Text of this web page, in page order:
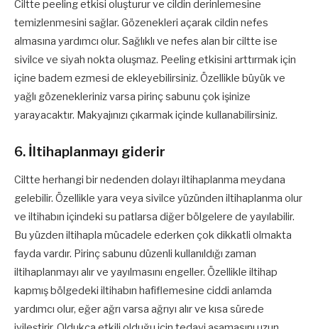
Ciltte peeling etkisi oluşturur ve cildin derinlemesine
temizlenmesini sağlar. Gözenekleri açarak cildin nefes
almasına yardımcı olur. Sağlıklı ve nefes alan bir ciltte ise
sivilce ve siyah nokta oluşmaz. Peeling etkisini arttırmak için
içine badem ezmesi de ekleyebilirsiniz. Özellikle büyük ve
yağlı gözenekleriniz varsa pirinç sabunu çok işinize
yarayacaktır. Makyajınızı çıkarmak içinde kullanabilirsiniz.
6. İltihaplanmayı giderir
Ciltte herhangi bir nedenden dolayı iltihaplanma meydana
gelebilir. Özellikle yara veya sivilce yüzünden iltihaplanma olur
ve iltihabın içindeki su patlarsa diğer bölgelere de yayılabilir.
Bu yüzden iltihapla mücadele ederken çok dikkatli olmakta
fayda vardır. Pirinç sabunu düzenli kullanıldığı zaman
iltihaplanmayı alır ve yayılmasını engeller. Özellikle iltihap
kapmış bölgedeki iltihabın hafiflemesine ciddi anlamda
yardımcı olur, eğer ağrı varsa ağrıyı alır ve kısa sürede